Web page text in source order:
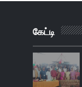
கேட்டி